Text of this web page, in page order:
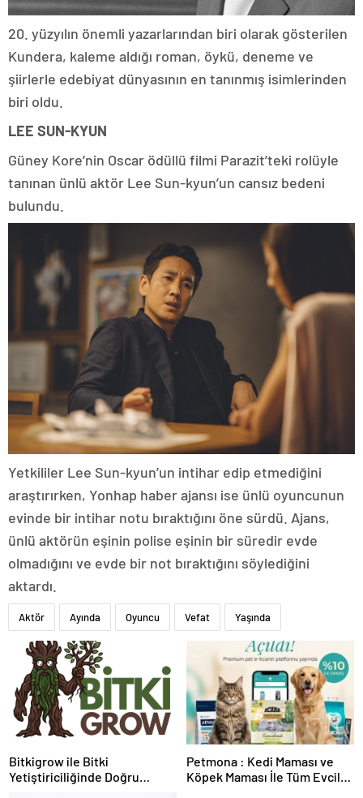
20. yüzyılın önemli yazarlarından biri olarak gösterilen
Kundera, kaleme aldığı roman, öykü, deneme ve
şiirlerle edebiyat dünyasının en tanınmış isimlerinden
biri oldu.
LEE SUN-KYUN
Güney Kore’nin Oscar ödüllü filmi Parazit’teki rolüyle
tanınan ünlü aktör Lee Sun-kyun’un cansız bedeni
bulundu.
Yetkililer Lee Sun-kyun’un intihar edip etmediğini
araştırırken, Yonhap haber ajansı ise ünlü oyuncunun
evinde bir intihar notu bıraktığını öne sürdü. Ajans,
ünlü aktörün eşinin polise eşinin bir süredir evde
olmadığını ve evde bir not bıraktığını söylediğini
aktardı.
Aktör Ayında Oyuncu Vefat Yaşında
Bitkigrow ile Bitki
Yetiştiriciliğinde Doğru
Petmona : Kedi Maması ve
Köpek Maması İle Tüm Evcil